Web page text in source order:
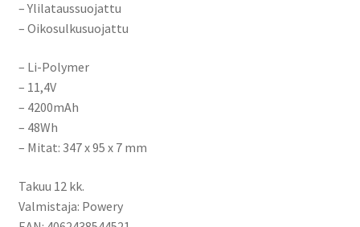
– Ylilataussuojattu
– Oikosulkusuojattu
– Li-Polymer
– 11,4V
– 4200mAh
– 48Wh
– Mitat: 347 x 95 x 7 mm
Takuu 12 kk.
Valmistaja: Powery